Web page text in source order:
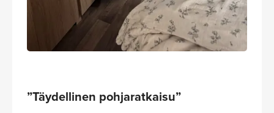
”Täydellinen pohjaratkaisu”